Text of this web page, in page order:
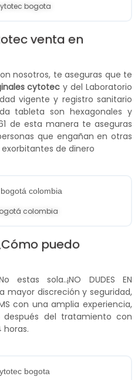
bogota
venta en
nosotros, te aseguras que te
cytotec y del Laboratorio
vigente y registro sanitario
tableta son hexagonales y
de esta manera te aseguras
que engañan en otras
de dinero
colombia
puedo
estas sola..¡NO DUDES EN
mayor discreción y seguridad,
con una amplia experiencia,
del tratamiento con
horas.